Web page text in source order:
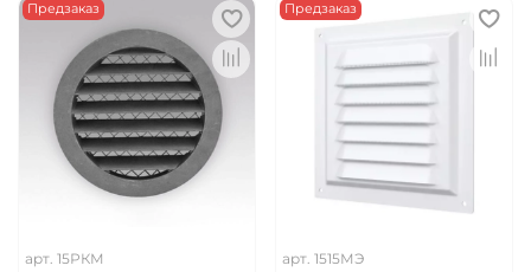
Предзаказ
арт. 15РКМ
Предзаказ
арт. 1515МЭ